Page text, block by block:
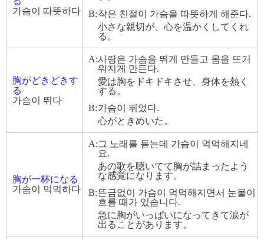
가슴이 따뜻하다
B:작은 친절이 가슴을 따뜻하게 해준다.
小さな親切が、心を温かくしてくれ
る。
胸がどきどきす
る
가슴이 뛰다
A:사랑은 가슴을 뛰게 만들고 몸을 뜨거
워지게 만든다.
愛は胸をドキドキさせ、身体を熱く
する。
B:가슴이 뛰었다.
心がときめいた。
胸が一杯になる
가슴이 먹먹하다
A:그 노래를 듣는데 가슴이 먹먹해지네
요.
あの歌を聴いてて胸が詰まったよう
な感覚になります。
B:뜬금없이 가슴이 먹먹해지면서 눈물이
흐를 때가 있습니다.
急に胸がいっぱいになってきて涙が
出ることがあります。